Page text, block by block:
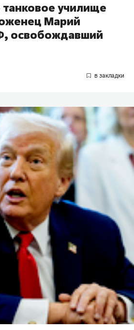
училище
Марий
освобождавший